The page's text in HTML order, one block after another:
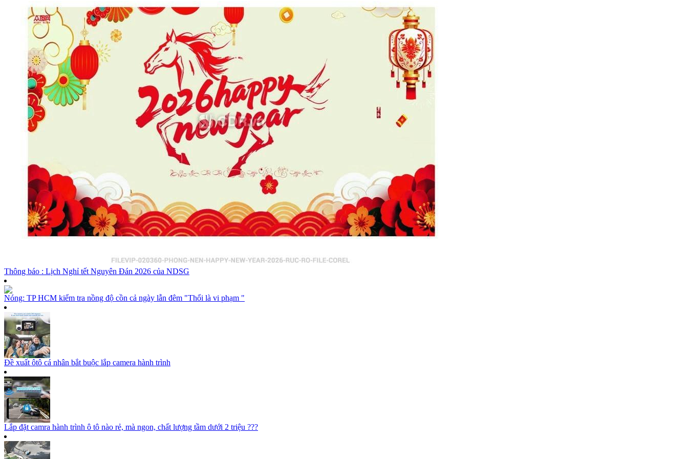
Thông báo : Lịch Nghỉ tết Nguyên Đán 2026 của NDSG
Nóng: TP HCM kiểm tra nồng độ cồn cả ngày lẫn đêm "Thổi là vi phạm "
Đề xuất ôtô cá nhân bắt buộc lắp camera hành trình
Lắp đặt camra hành trình ô tô nào rẻ, mà ngon, chất lượng tầm dưới 2 triệu ???